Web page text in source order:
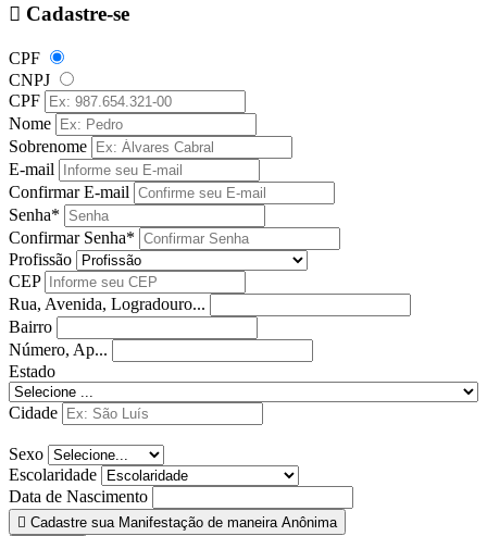
Cadastre-se
CPF
CNPJ
CPF
Nome
Sobrenome
E-mail
Confirmar E-mail
Senha*
Confirmar Senha*
Profissão
CEP
Rua, Avenida, Logradouro...
Bairro
Número, Ap...
Estado
Cidade
Sexo
Escolaridade
Data de Nascimento
Cadastre sua Manifestação de maneira Anônima